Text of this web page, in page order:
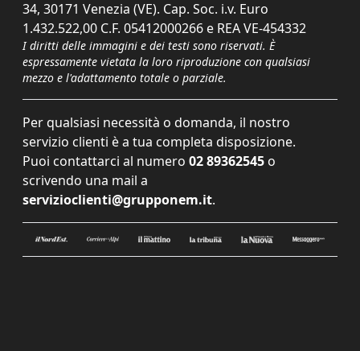
34, 30171 Venezia (VE). Cap. Soc. i.v. Euro
1.432.522,00 C.F. 05412000266 e REA VE-454332
I diritti delle immagini e dei testi sono riservati. È
espressamente vietata la loro riproduzione con qualsiasi
mezzo e l'adattamento totale o parziale.
Per qualsiasi necessità o domanda, il nostro
servizio clienti è a tua completa disposizione.
Puoi contattarci al numero 02 89362545 o
scrivendo una mail a
servizioclienti@grupponem.it.